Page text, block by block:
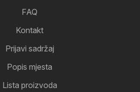
FAQ
Kontakt
Prijavi sadržaj
Popis mjesta
Lista proizvoda